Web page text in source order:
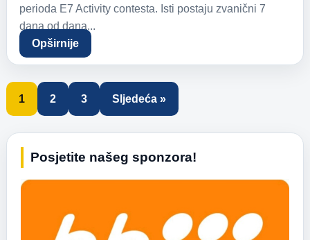
perioda E7 Activity contesta. Isti postaju zvanični 7
dana od dana...
Opširnije
1 2 3 Sljedeća »
Posjetite našeg sponzora!